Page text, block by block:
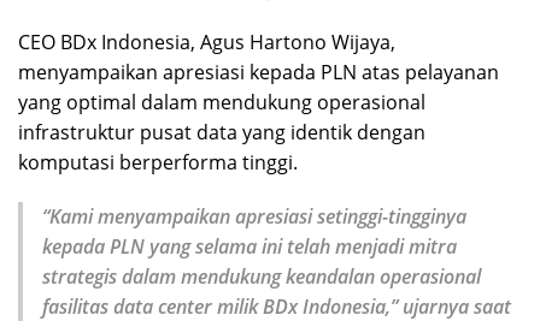
CEO BDx Indonesia, Agus Hartono Wijaya,
menyampaikan apresiasi kepada PLN atas pelayanan
yang optimal dalam mendukung operasional
infrastruktur pusat data yang identik dengan
komputasi berperforma tinggi.
“Kami menyampaikan apresiasi setinggi-tingginya
kepada PLN yang selama ini telah menjadi mitra
strategis dalam mendukung keandalan operasional
fasilitas data center milik BDx Indonesia,” ujarnya saat